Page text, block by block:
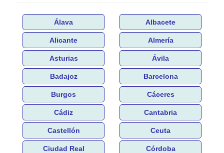
Álava Albacete
Alicante Almería
Asturias Ávila
Badajoz Barcelona
Burgos Cáceres
Cádiz Cantabria
Castellón Ceuta
Ciudad Real Córdoba